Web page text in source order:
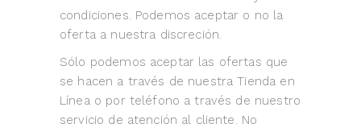
condiciones. Podemos aceptar o no la
oferta a nuestra discreción.
Sólo podemos aceptar las ofertas que
se hacen a través de nuestra Tienda en
Línea o por teléfono a través de nuestro
servicio de atención al cliente. No